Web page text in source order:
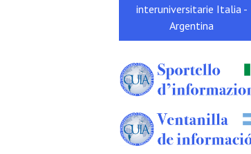
interuniversitarie Italia -
Argentina